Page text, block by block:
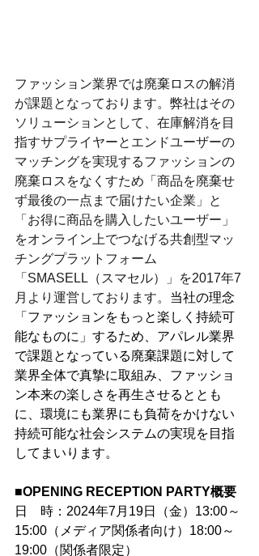
ファッション業界では廃棄ロスの解消
が課題となっております。弊社はその
ソリューションとして、在庫解消を目
指すサプライヤーとエンドユーザーの
マッチングを実現するファッションの
廃棄ロスをなくすため「商品を廃棄せ
ず最後の一点まで届けたい企業」と
「お得に商品を購入したいユーザー」
をオンライン上でつなげる共創型マッ
チングプラットフォーム
「SMASELL（スマセル）」を2017年7
月より運営しております。 当社の理念
「ファッションをもっと楽しく持続可
能なものに」するため、アパレル業界
で課題となっている廃棄課題に対して
業界全体で真摯に取組み、ファッショ
ン本来の楽しさを再生させるととも
に、環境にも業界にも負荷をかけない
持続可能な社会システムの実現を目指
してまいります。
■OPENING RECEPTION PARTY概要
日　時：2024年7月19日（金）13:00～
15:00（メディア関係者向け）18:00～
19:00（関係者限定）